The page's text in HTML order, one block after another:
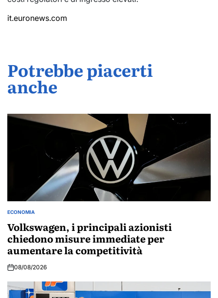
it.euronews.com
Potrebbe piacerti
anche
POSTED
ECONOMIA
Volkswagen, i principali azionisti
chiedono misure immediate per
aumentare la competitività
08/08/2026